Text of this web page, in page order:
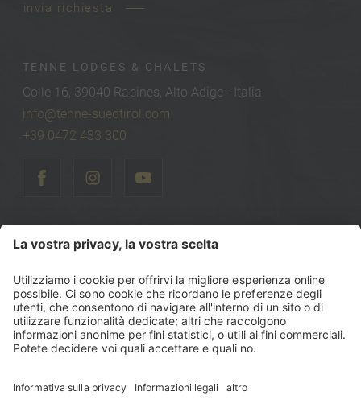
invia richiesta
TENNE LODGES & CHALETS
Colle 16, 39040 Racines, Alto Adige - Italia
info@tenne-suedtirol.com
+39 0472 433 300
© 2026
Tenne Lodges & Chalets
Sitemap
Note legali
Politica sulla privacy